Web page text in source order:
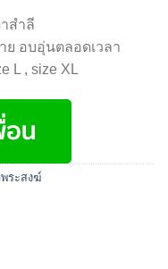
สำลี
ย อบอุ่นตลอดเวลา
L , size XL
ระสงฆ์